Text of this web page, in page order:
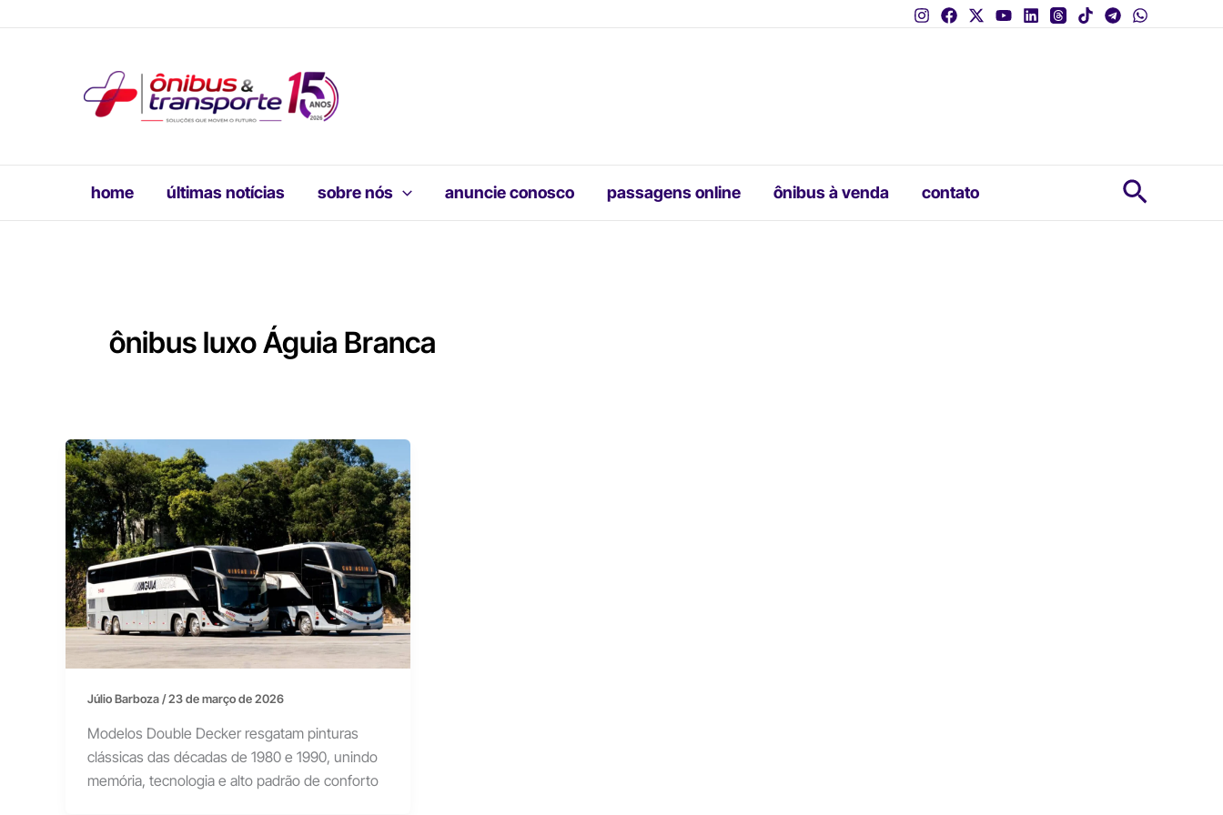
home últimas notícias sobre nós anuncie conosco passagens online ônibus à venda contato
ônibus luxo Águia Branca
Júlio Barboza/23 de março de 2026
Modelos Double Decker resgatam pinturas
clássicas das décadas de 1980 e 1990, unindo
memória, tecnologia e alto padrão de conforto